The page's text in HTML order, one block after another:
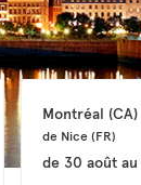
Montréal (CA)
de Nice (FR)
de 30 août au